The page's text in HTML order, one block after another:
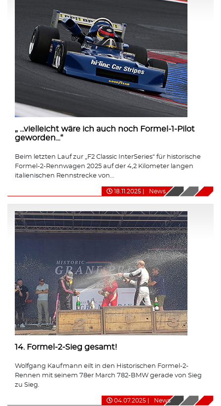
„ ...vielleicht wäre ich auch noch Formel-1-Pilot
geworden...“
Beim letzten Lauf zur „F2 Classic InterSeries“ für historische
Formel-2-Rennwagen 2025 auf der 4,2 Kilometer langen
italienischen Rennstrecke von...
18.11.2025 News
14. Formel-2-Sieg gesamt!
Wolfgang Kaufmann eilt in den Historischen Formel-2-
Rennen mit seinem 78er March 782-BMW gerade von Sieg
zu Sieg.
04.07.2025 News